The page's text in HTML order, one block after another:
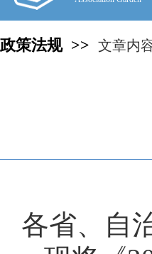
政策法规 >> 文章内
各省、自